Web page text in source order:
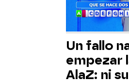
Un fallo
empezar
AlaZ: ni